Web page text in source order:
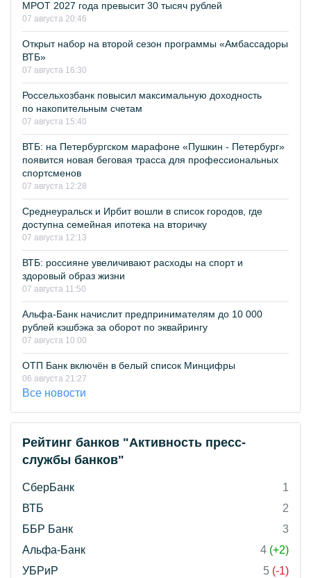
МРОТ 2027 года превысит 30 тысяч рублей
07 августа 20:46
Открыт набор на второй сезон программы «Амбассадоры
ВТБ»
07 августа 16:30
Россельхозбанк повысил максимальную доходность
по накопительным счетам
07 августа 15:40
ВТБ: на Петербургском марафоне «Пушкин - Петербург»
появится новая беговая трасса для профессиональных
спортсменов
07 августа 12:28
Среднеуральск и Ирбит вошли в список городов, где
доступна семейная ипотека на вторичку
07 августа 12:13
ВТБ: россияне увеличивают расходы на спорт и
здоровый образ жизни
07 августа 11:50
Альфа-Банк начислит предпринимателям до 10 000
рублей кэшбэка за оборот по эквайрингу
07 августа 10:00
ОТП Банк включён в белый список Минцифры
06 августа 21:27
Все новости
Рейтинг банков "Активность пресс-
службы банков"
СберБанк
1
ВТБ
2
ББР Банк
3
Альфа-Банк
4 (+2)
УБРиР
5 (-1)